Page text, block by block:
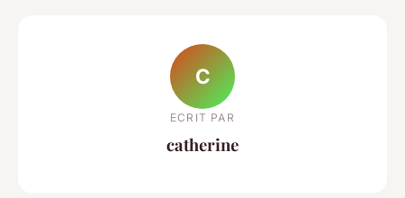
C
ECRIT PAR
catherine